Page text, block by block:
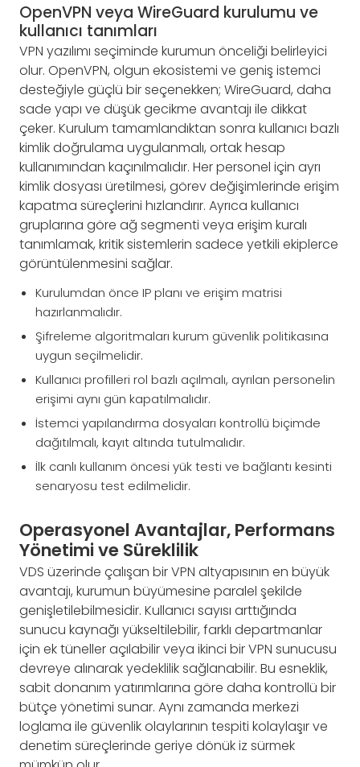
OpenVPN veya WireGuard kurulumu ve
kullanıcı tanımları
VPN yazılımı seçiminde kurumun önceliği belirleyici
olur. OpenVPN, olgun ekosistemi ve geniş istemci
desteğiyle güçlü bir seçenekken; WireGuard, daha
sade yapı ve düşük gecikme avantajı ile dikkat
çeker. Kurulum tamamlandıktan sonra kullanıcı bazlı
kimlik doğrulama uygulanmalı, ortak hesap
kullanımından kaçınılmalıdır. Her personel için ayrı
kimlik dosyası üretilmesi, görev değişimlerinde erişim
kapatma süreçlerini hızlandırır. Ayrıca kullanıcı
gruplarına göre ağ segmenti veya erişim kuralı
tanımlamak, kritik sistemlerin sadece yetkili ekiplerce
görüntülenmesini sağlar.
Kurulumdan önce IP planı ve erişim matrisi
hazırlanmalıdır.
Şifreleme algoritmaları kurum güvenlik politikasına
uygun seçilmelidir.
Kullanıcı profilleri rol bazlı açılmalı, ayrılan personelin
erişimi aynı gün kapatılmalıdır.
İstemci yapılandırma dosyaları kontrollü biçimde
dağıtılmalı, kayıt altında tutulmalıdır.
İlk canlı kullanım öncesi yük testi ve bağlantı kesinti
senaryosu test edilmelidir.
Operasyonel Avantajlar, Performans
Yönetimi ve Süreklilik
VDS üzerinde çalışan bir VPN altyapısının en büyük
avantajı, kurumun büyümesine paralel şekilde
genişletilebilmesidir. Kullanıcı sayısı arttığında
sunucu kaynağı yükseltilebilir, farklı departmanlar
için ek tüneller açılabilir veya ikinci bir VPN sunucusu
devreye alınarak yedeklilik sağlanabilir. Bu esneklik,
sabit donanım yatırımlarına göre daha kontrollü bir
bütçe yönetimi sunar. Aynı zamanda merkezi
loglama ile güvenlik olaylarının tespiti kolaylaşır ve
denetim süreçlerinde geriye dönük iz sürmek